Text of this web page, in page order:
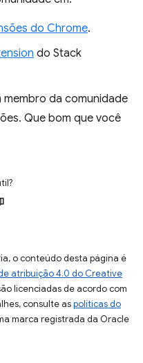
do Chrome.
do Stack
da comunidade
Que bom que você
o conteúdo desta página é
atribuição 4.0 do Creative
licenciadas de acordo com
consulte aspolíticas do
marca registrada da Oracle